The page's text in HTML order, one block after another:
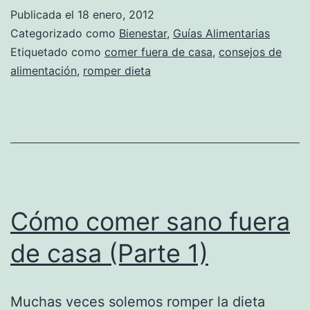
Publicada el 18 enero, 2012
Categorizado como Bienestar, Guías Alimentarias
Etiquetado como comer fuera de casa, consejos de
alimentación, romper dieta
Cómo comer sano fuera
de casa (Parte 1)
Muchas veces solemos romper la dieta